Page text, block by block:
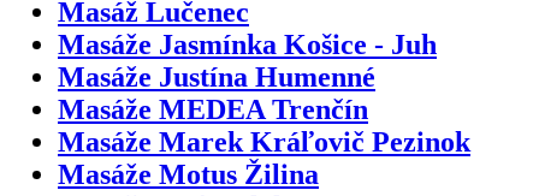
Masáž Lučenec
Masáže Jasmínka Košice - Juh
Masáže Justína Humenné
Masáže MEDEA Trenčín
Masáže Marek Kráľovič Pezinok
Masáže Motus Žilina